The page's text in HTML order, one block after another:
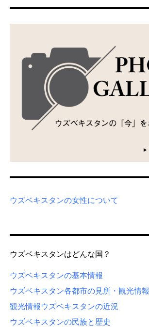
ウズベキスタンの女性について
ウズベキスタンはどんな国？
ウズベキスタンの基本情報
ウズベキスタン各都市の見所・観光情報
観光情報 ウズベキスタンの近況
ウズベキスタンの民族と歴史